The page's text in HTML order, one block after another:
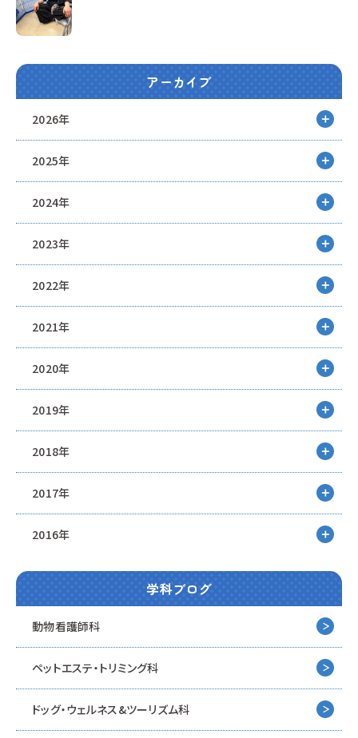
アーカイブ
2026年
2025年
2024年
2023年
2022年
2021年
2020年
2019年
2018年
2017年
2016年
学科ブログ
動物看護師科
ペットエステ・トリミング科
ドッグ・ウェルネス&ツーリズム科